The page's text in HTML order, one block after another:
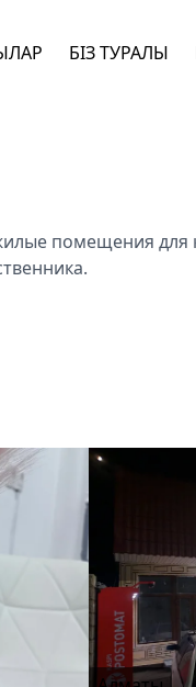
БІЗ ТУРАЛЫ
помещения для